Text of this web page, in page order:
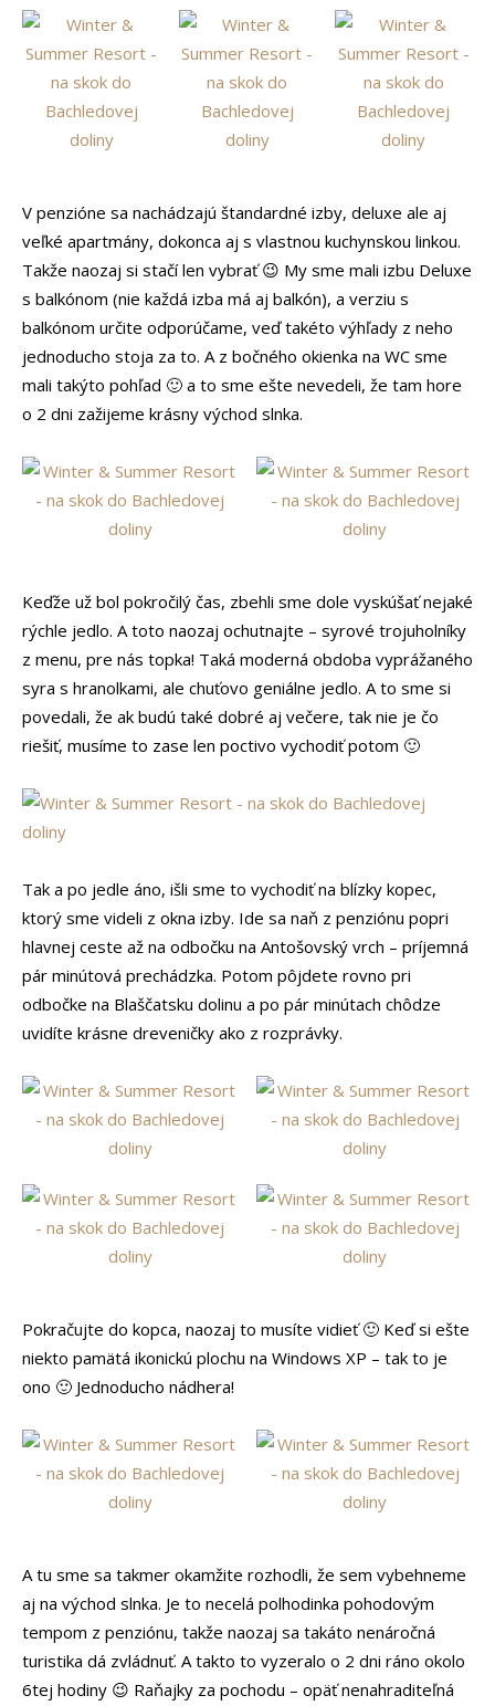
V penzióne sa nachádzajú štandardné izby, deluxe ale aj
veľké apartmány, dokonca aj s vlastnou kuchynskou linkou.
Takže naozaj si stačí len vybrať 😉 My sme mali izbu Deluxe
s balkónom (nie každá izba má aj balkón), a verziu s
balkónom určite odporúčame, veď takéto výhľady z neho
jednoducho stoja za to. A z bočného okienka na WC sme
mali takýto pohľad 🙂 a to sme ešte nevedeli, že tam hore
o 2 dni zažijeme krásny východ slnka.
Keďže už bol pokročilý čas, zbehli sme dole vyskúšať nejaké
rýchle jedlo. A toto naozaj ochutnajte – syrové trojuholníky
z menu, pre nás topka! Taká moderná obdoba vyprážaného
syra s hranolkami, ale chuťovo geniálne jedlo. A to sme si
povedali, že ak budú také dobré aj večere, tak nie je čo
riešiť, musíme to zase len poctivo vychodiť potom 🙂
Tak a po jedle áno, išli sme to vychodiť na blízky kopec,
ktorý sme videli z okna izby. Ide sa naň z penziónu popri
hlavnej ceste až na odbočku na Antošovský vrch – príjemná
pár minútová prechádzka. Potom pôjdete rovno pri
odbočke na Blaščatsku dolinu a po pár minútach chôdze
uvidíte krásne dreveničky ako z rozprávky.
Pokračujte do kopca, naozaj to musíte vidieť 🙂 Keď si ešte
niekto pamätá ikonickú plochu na Windows XP – tak to je
ono 🙂 Jednoducho nádhera!
A tu sme sa takmer okamžite rozhodli, že sem vybehneme
aj na východ slnka. Je to necelá polhodinka pohodovým
tempom z penziónu, takže naozaj sa takáto nenáročná
turistika dá zvládnuť. A takto to vyzeralo o 2 dni ráno okolo
6tej hodiny 😉 Raňajky za pochodu – opäť nenahraditeľná